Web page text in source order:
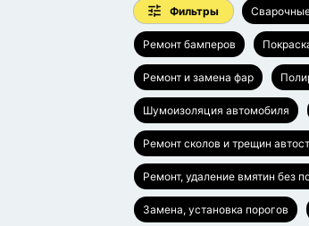
Фильтры
Ремонт бамперов
Ремонт и замена фар
Шумоизоляция автомобиля
Ремонт сколов и трещин
Ремонт, удаление вмятин без
Замена, установка порогов